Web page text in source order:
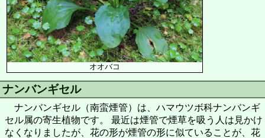
オオバコ
ナンバンギセル
ナンバンギセル（南蛮煙管）は、ハマウツボ科ナンバンギ
セル属の寄生植物です。 最近は煙管で煙草を吸う人は見かけ
なくなりましたが、花の形が煙管の形に似ていることが、花